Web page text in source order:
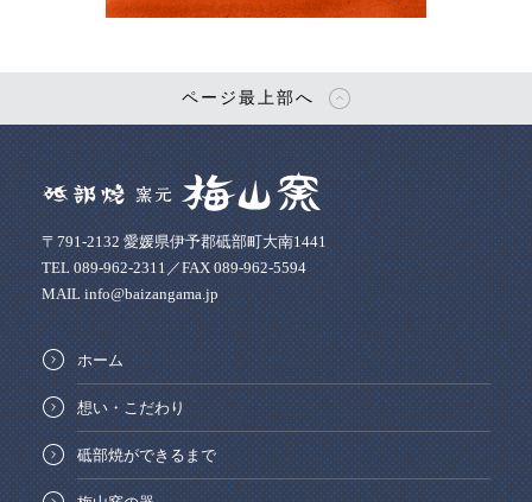
ページ最上部へ
〒791-2132 愛媛県伊予郡砥部町大南1441
TEL 089-962-2311／FAX 089-962-5594
MAIL info@baizangama.jp
ホーム
想い・こだわり
砥部焼ができるまで